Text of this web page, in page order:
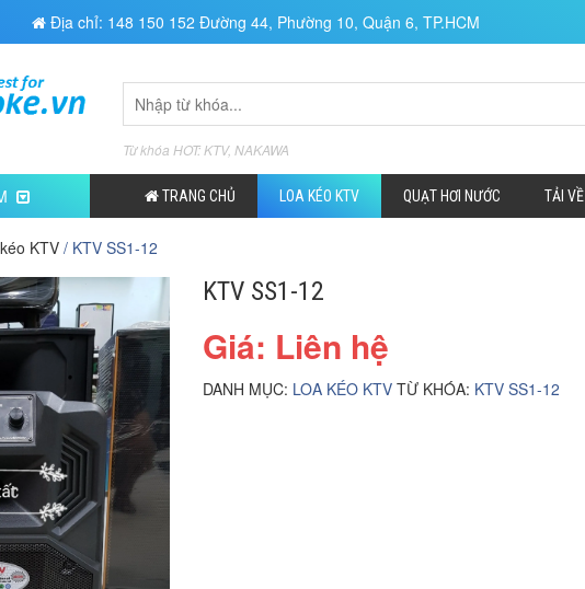
Địa chỉ: 148 150 152 Đường 44, Phường 10, Quận 6, TP.HCM
Search
for:
Từ khóa HOT: KTV, NAKAWA
TRANG CHỦ LOA KÉO KTV QUẠT HƠI NƯỚC TẢI VỀ
KTV / KTV SS1-12
KTV SS1-12
Giá: Liên hệ
DANH MỤC: LOA KÉO KTV TỪ KHÓA: KTV SS1-12